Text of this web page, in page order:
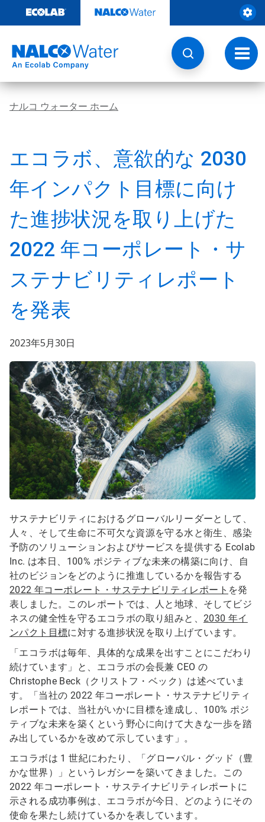
テ
る
ト
グ
ル
ナ
ン
ナルコ ウォーター ホーム
エコラボ、意欲的な 2030
年インパクト目標に向け
た進捗状況を取り上げた
2022 年コーポレート・サ
ステナビリティレポート
を発表
2023年5月30日
サステナビリティにおけるグローバルリーダーとして、
人々、そして生命に不可欠な資源を守る水と衛生、感染
予防のソリューションおよびサービスを提供する Ecolab
Inc. は本日、100% ポジティブな未来の構築に向け、自
社のビジョンをどのように推進しているかを報告する
2022 年コーポレート・サステナビリティレポート を発
表しました。このレポートでは、人と地球、そしてビジ
ネスの健全性を守るエコラボの取り組みと、 2030 年イ
ンパクト目標に対する進捗状況を取り上げています。
「エコラボは毎年、具体的な成果を出すことにこだわり
続けています」と、エコラボの会長兼 CEO の
Christophe Beck（クリストフ・ベック）は述べていま
す。「当社の 2022 年コーポレート・サステナビリティ
レポートでは、当社がいかに目標を達成し、100% ポジ
ティブな未来を築くという野心に向けて大きな一歩を踏
み出しているかを改めて示しています」。
エコラボは 1 世紀にわたり、「グローバル・グッド（豊
かな世界）」というレガシーを築いてきました。この
2022 年コーポレート・サステイナビリティレポートに
示される成功事例は、エコラボが今日、どのようにその
使命を果たし続けているかを表しています。